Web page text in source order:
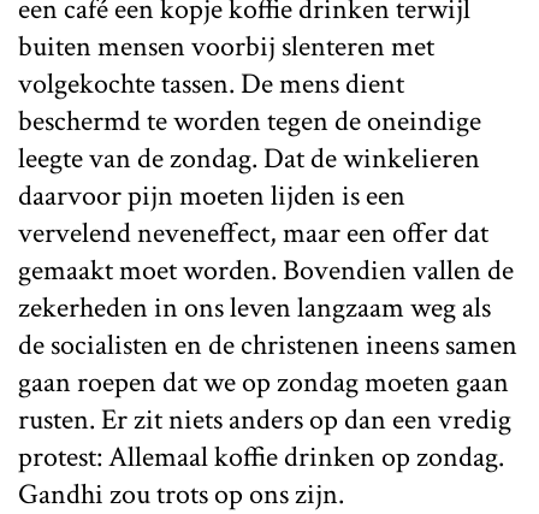
een café een kopje koffie drinken terwijl
buiten mensen voorbij slenteren met
volgekochte tassen. De mens dient
beschermd te worden tegen de oneindige
leegte van de zondag. Dat de winkelieren
daarvoor pijn moeten lijden is een
vervelend neveneffect, maar een offer dat
gemaakt moet worden. Bovendien vallen de
zekerheden in ons leven langzaam weg als
de socialisten en de christenen ineens samen
gaan roepen dat we op zondag moeten gaan
rusten. Er zit niets anders op dan een vredig
protest: Allemaal koffie drinken op zondag.
Gandhi zou trots op ons zijn.